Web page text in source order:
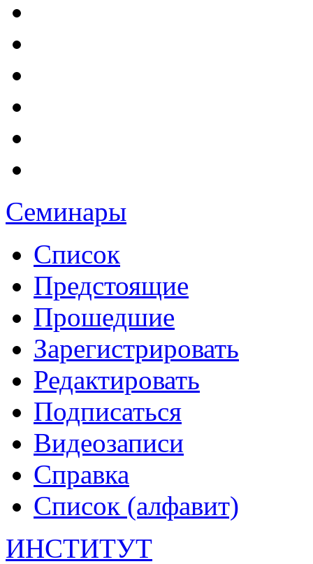
Семинары
Список
Предстоящие
Прошедшие
Зарегистрировать
Редактировать
Подписаться
Видеозаписи
Справка
Список (алфавит)
ИНСТИТУТ